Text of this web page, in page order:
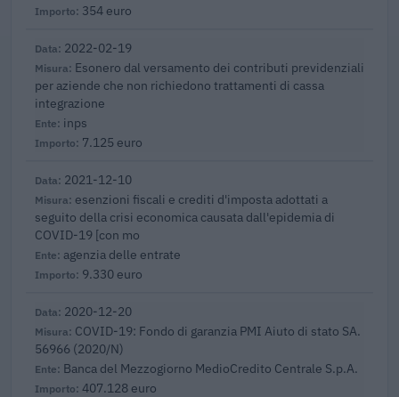
354 euro
2022-02-19
Esonero dal versamento dei contributi previdenziali
per aziende che non richiedono trattamenti di cassa
integrazione
inps
7.125 euro
2021-12-10
esenzioni fiscali e crediti d'imposta adottati a
seguito della crisi economica causata dall'epidemia di
COVID-19 [con mo
agenzia delle entrate
9.330 euro
2020-12-20
COVID-19: Fondo di garanzia PMI Aiuto di stato SA.
56966 (2020/N)
Banca del Mezzogiorno MedioCredito Centrale S.p.A.
407.128 euro